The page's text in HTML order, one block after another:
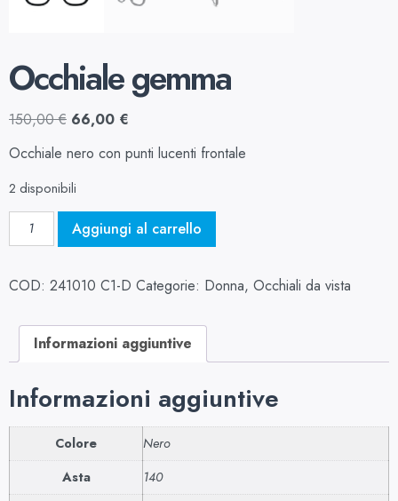
Occhiale gemma
150,00€ 66,00 €
Occhiale nero con punti lucenti frontale
2 disponibili
Aggiungi al carrello
COD: 241010 C1-D Categorie: Donna, Occhiali da vista
Informazioni aggiuntive
Informazioni aggiuntive
Colore
Nero
Asta
140